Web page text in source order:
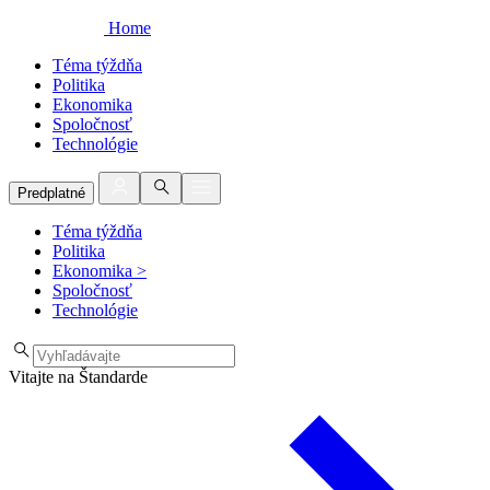
Home
Téma týždňa
Politika
Ekonomika
Spoločnosť
Technológie
Predplatné
Téma týždňa
Politika
Ekonomika >
Spoločnosť
Technológie
Vitajte na Štandarde